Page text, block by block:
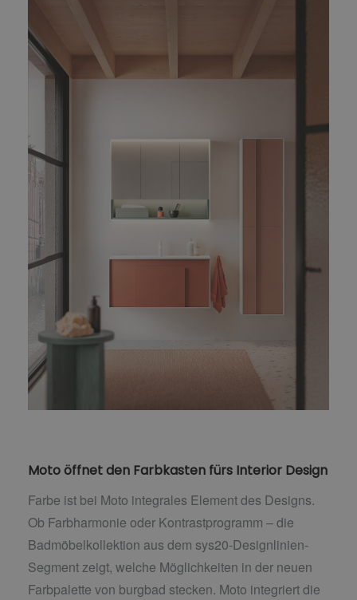
Moto öffnet den Farbkasten fürs Interior Design
Farbe ist bei Moto integrales Element des Designs.
Ob Farbharmonie oder Kontrastprogramm – die
Badmöbelkollektion aus dem sys20-Designlinien-
Segment zeigt, welche Möglichkeiten in der neuen
Farbpalette von burgbad stecken. Moto integriert die